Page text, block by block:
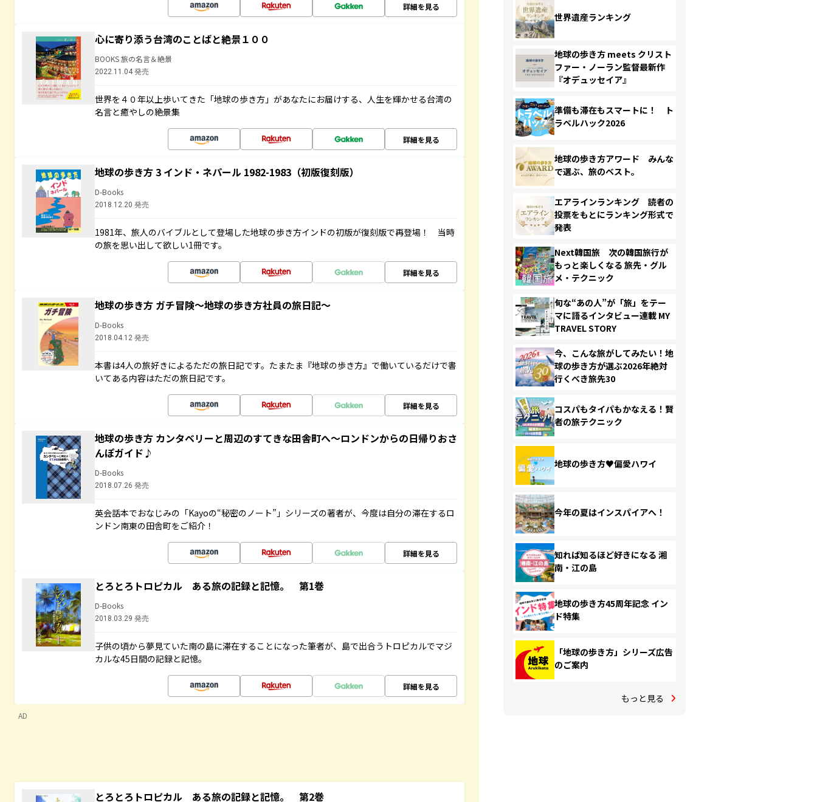
詳細を見る
心に寄り添う台湾のことばと絶景１００
BOOKS 旅の名言＆絶景
2022.11.04 発売
世界を４０年以上歩いてきた「地球の歩き方」があなたにお届けする、人生を輝かせる台湾の
名言と癒やしの絶景集
詳細を見る
地球の歩き方 3 インド・ネパール 1982-1983（初版復刻版）
D-Books
2018.12.20 発売
1981年、旅人のバイブルとして登場した地球の歩き方インドの初版が復刻版で再登場！ 当時
の旅を思い出して欲しい1冊です。
詳細を見る
地球の歩き方 ガチ冒険～地球の歩き方社員の旅日記～
D-Books
2018.04.12 発売
本書は4人の旅好きによるただの旅日記です。たまたま『地球の歩き方』で働いているだけで書
いてある内容はただの旅日記です。
詳細を見る
地球の歩き方 カンタベリーと周辺のすてきな田舎町へ～ロンドンからの日帰りおさ
んぽガイド♪
D-Books
2018.07.26 発売
英会話本でおなじみの「Kayoの“秘密のノート”」シリーズの著者が、今度は自分の滞在するロ
ンドン南東の田舎町をご紹介！
詳細を見る
とろとろトロピカル ある旅の記録と記憶。 第1巻
D-Books
2018.03.29 発売
子供の頃から夢見ていた南の島に滞在することになった筆者が、島で出合うトロピカルでマジ
カルな45日間の記録と記憶。
詳細を見る
AD
とろとろトロピカル ある旅の記録と記憶。 第2巻
世界遺産ランキング
地球の歩き方 meets クリスト
ファー・ノーラン監督最新作
『オデュッセイア』
準備も滞在もスマートに！ ト
ラベルハック2026
地球の歩き方アワード みんな
で選ぶ、旅のベスト。
エアラインランキング 読者の
投票をもとにランキング形式で
発表
Next韓国旅 次の韓国旅行が
もっと楽しくなる 旅先・グル
メ・テクニック
旬な“あの人”が「旅」をテー
マに語るインタビュー連載 MY
TRAVEL STORY
今、こんな旅がしてみたい！地
球の歩き方が選ぶ2026年絶対
行くべき旅先30
コスパもタイパもかなえる！賢
者の旅テクニック
地球の歩き方♥偏愛ハワイ
今年の夏はインスパイアへ！
知れば知るほど好きになる 湘
南・江の島
地球の歩き方45周年記念 イン
ド特集
「地球の歩き方」シリーズ広告
のご案内
もっと見る